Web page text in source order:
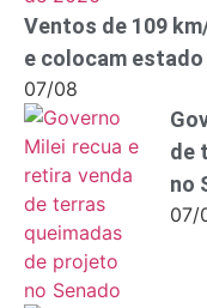
Ventos de 109
e colocam
07/08
de
no
07/